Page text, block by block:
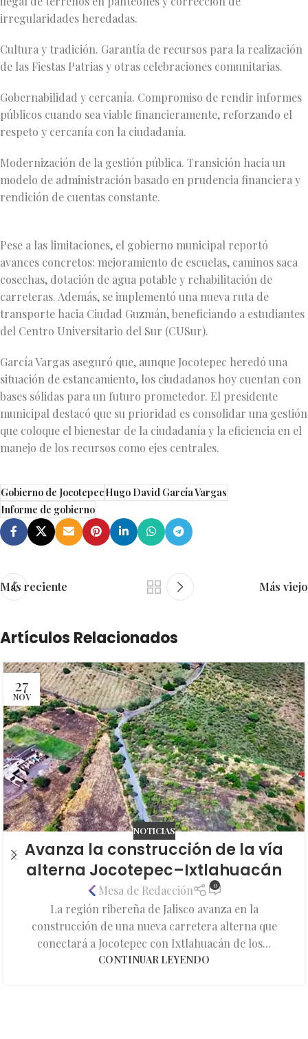
irregularidades heredadas.
Cultura y tradición. Garantía de recursos para la realización
de las Fiestas Patrias y otras celebraciones comunitarias.
Gobernabilidad y cercanía. Compromiso de rendir informes
públicos cuando sea viable financieramente, reforzando el
respeto y cercanía con la ciudadanía.
Modernización de la gestión pública. Transición hacia un
modelo de administración basado en prudencia financiera y
rendición de cuentas constante.
Pese a las limitaciones, el gobierno municipal reportó
avances concretos: mejoramiento de escuelas, caminos saca
cosechas, dotación de agua potable y rehabilitación de
carreteras. Además, se implementó una nueva ruta de
transporte hacia Ciudad Guzmán, beneficiando a estudiantes
del Centro Universitario del Sur (CUSur).
García Vargas aseguró que, aunque Jocotepec heredó una
situación de estancamiento, los ciudadanos hoy cuentan con
bases sólidas para un futuro prometedor. El presidente
municipal destacó que su prioridad es consolidar una gestión
que coloque el bienestar de la ciudadanía y la eficiencia en el
manejo de los recursos como ejes centrales.
Gobierno de JocotepecHugo David García Vargas
Informe de gobierno
Más reciente Más viejo
Artículos Relacionados
27
NOV
NOTICIAS
Avanza la construcción de la vía
alterna Jocotepec–Ixtlahuacán
Mesa de Redacción 0
La región ribereña de Jalisco avanza en la
construcción de una nueva carretera alterna que
conectará a Jocotepec con Ixtlahuacán de los...
CONTINUAR LEYENDO